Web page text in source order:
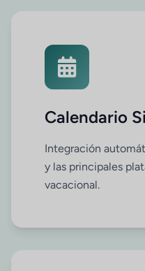
Calendario
Integración
y las principales
vacacional.